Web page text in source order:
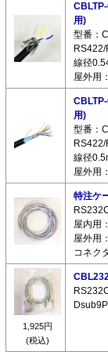
用)
型番：
線径
屋外用
用)
型番：
線径
屋外用
特注ケ
屋内用
屋外用
コネク
1,925円
(税込)